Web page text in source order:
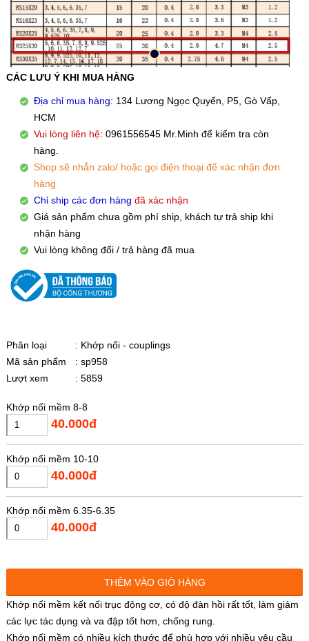
CÁC LƯU Ý KHI MUA HÀNG
Địa chỉ mua hàng: 134 Lương Ngọc Quyến, P5, Gò Vấp,
HCM
Vui lòng liên hệ: 0961556545 Mr.Minh để kiểm tra còn
hàng.
Shop sẽ nhắn zalo/ hoặc gọi điện thoại để xác nhận đơn
hàng
Chỉ ship các đơn hàng đã xác nhận
Giá sản phẩm chưa gồm phí ship, khách tự trả ship khi
nhận hàng
Vui lòng không đổi / trả hàng đã mua
Phân loại
: Khớp nối - couplings
Mã sản phẩm
: sp958
Lượt xem
: 5859
Khớp nối mềm 8-8
40.000đ
Khớp nối mềm 10-10
40.000đ
Khớp nối mềm 6.35-6.35
40.000đ
THÊM VÀO GIỎ HÀNG
Khớp nối mềm kết nối trục động cơ, có độ đàn hồi rất tốt, làm giảm
các lực tác dụng và va đập tốt hơn, chống rung.
Khớp nối mềm có nhiều kích thước để phù hợp với nhiều yêu cầu